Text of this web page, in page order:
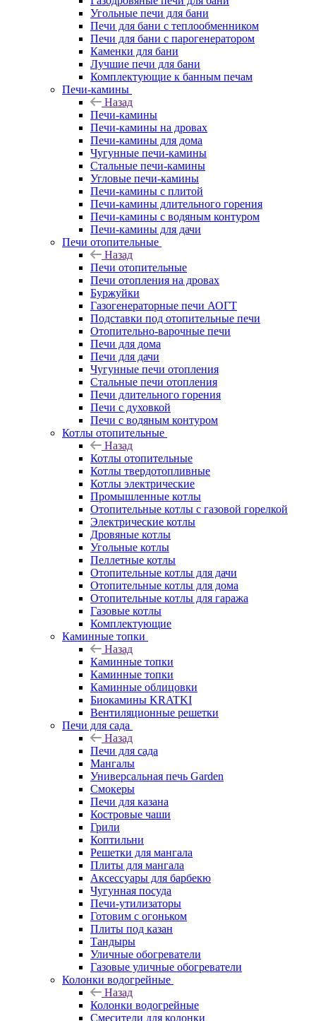
Угольные печи для бани
Печи для бани с теплообменником
Печи для бани с парогенератором
Каменки для бани
Лучшие печи для бани
Комплектующие к банным печам
Печи-камины
Назад
Печи-камины
Печи-камины на дровах
Печи-камины для дома
Чугунные печи-камины
Стальные печи-камины
Угловые печи-камины
Печи-камины с плитой
Печи-камины длительного горения
Печи-камины с водяным контуром
Печи-камины для дачи
Печи отопительные
Назад
Печи отопительные
Печи отопления на дровах
Буржуйки
Газогенераторные печи АОГТ
Подставки под отопительные печи
Отопительно-варочные печи
Печи для дома
Печи для дачи
Чугунные печи отопления
Стальные печи отопления
Печи длительного горения
Печи с духовкой
Печи с водяным контуром
Котлы отопительные
Назад
Котлы отопительные
Котлы твердотопливные
Котлы электрические
Промышленные котлы
Отопительные котлы с газовой горелкой
Электрические котлы
Дровяные котлы
Угольные котлы
Пеллетные котлы
Отопительные котлы для дачи
Отопительные котлы для дома
Отопительные котлы для гаража
Газовые котлы
Комплектующие
Каминные топки
Назад
Каминные топки
Каминные топки
Каминные облицовки
Биокамины KRATKI
Вентиляционные решетки
Печи для сада
Назад
Печи для сада
Мангалы
Универсальная печь Garden
Смокеры
Печи для казана
Костровые чаши
Грили
Коптильни
Решетки для мангала
Плиты для мангала
Аксессуары для барбекю
Чугунная посуда
Печи-утилизаторы
Готовим с огоньком
Плиты под казан
Тандыры
Уличные обогреватели
Газовые уличные обогреватели
Колонки водогрейные
Назад
Колонки водогрейные
Смесители для колонки